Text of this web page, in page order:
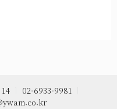
02-6933-9981